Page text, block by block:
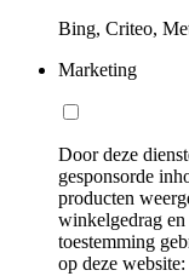
Bing, Criteo,
Marketing
Door deze
gesponsorde
producten
winkelgedrag
toestemming
op deze website: